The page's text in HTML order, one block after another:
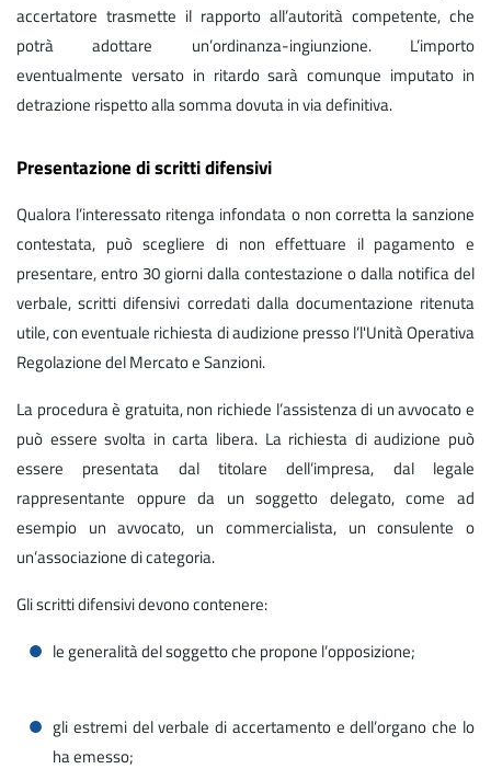
accertatore trasmette il rapporto all’autorità competente, che
potrà adottare un’ordinanza-ingiunzione. L’importo
eventualmente versato in ritardo sarà comunque imputato in
detrazione rispetto alla somma dovuta in via definitiva.
Presentazione di scritti difensivi
Qualora l’interessato ritenga infondata o non corretta la sanzione
contestata, può scegliere di non effettuare il pagamento e
presentare, entro 30 giorni dalla contestazione o dalla notifica del
verbale, scritti difensivi corredati dalla documentazione ritenuta
utile, con eventuale richiesta di audizione presso l’l'Unità Operativa
Regolazione del Mercato e Sanzioni.
La procedura è gratuita, non richiede l’assistenza di un avvocato e
può essere svolta in carta libera. La richiesta di audizione può
essere presentata dal titolare dell’impresa, dal legale
rappresentante oppure da un soggetto delegato, come ad
esempio un avvocato, un commercialista, un consulente o
un’associazione di categoria.
Gli scritti difensivi devono contenere:
le generalità del soggetto che propone l’opposizione;
gli estremi del verbale di accertamento e dell’organo che lo
ha emesso;